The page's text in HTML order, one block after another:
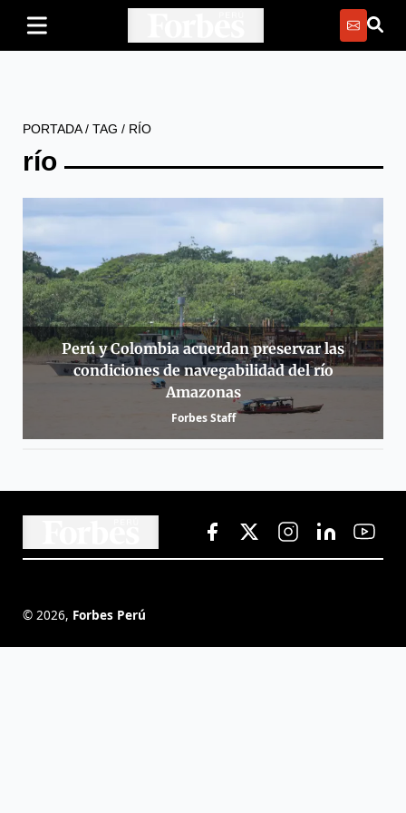
PORTADA/ TAG / RÍO
río
Perú y Colombia acuerdan preservar las
condiciones de navegabilidad del río
Amazonas
Forbes Staff
© 2026, Forbes Perú